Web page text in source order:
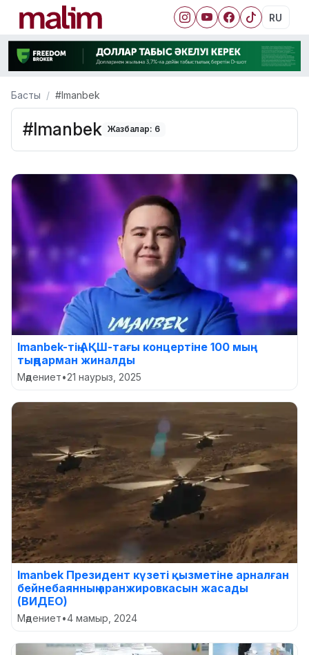
RU
Басты #Imanbek
#Imanbek Жазбалар: 6
Imanbek-тің АҚШ-тағы концертіне 100 мың
тыңдарман жиналды
Мәдениет•21 наурыз, 2025
Imanbek Президент күзеті қызметіне арналған
бейнебаянның аранжировкасын жасады
(ВИДЕО)
Мәдениет•4 мамыр, 2024